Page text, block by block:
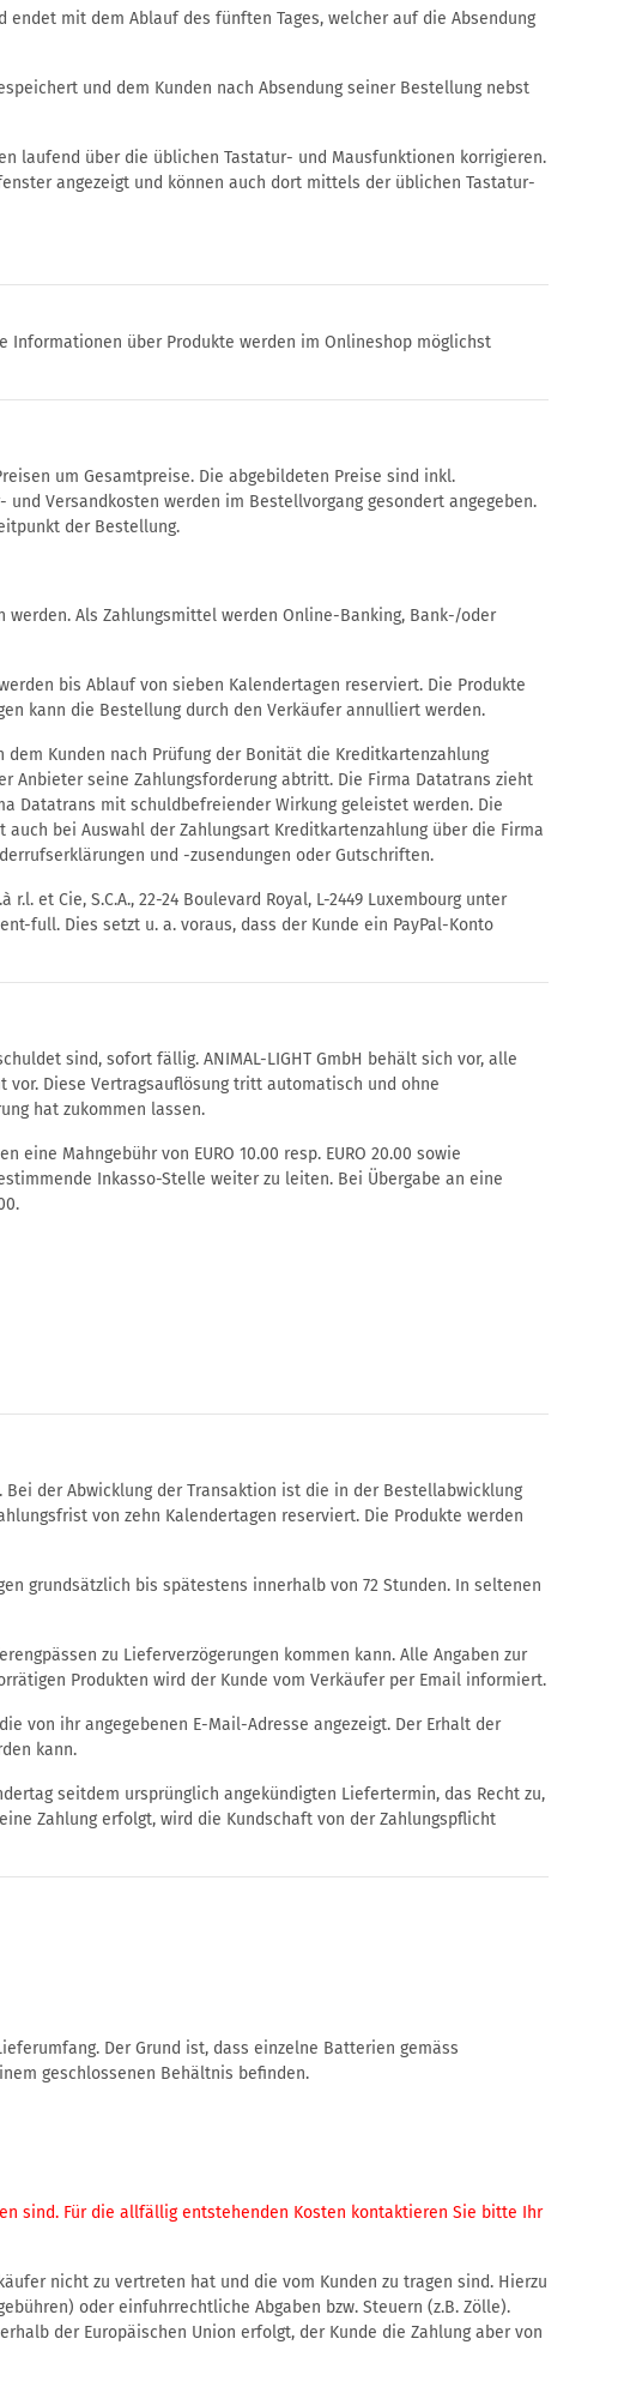
endet mit dem Ablauf des fünften Tages, welcher auf die Absendung
und dem Kunden nach Absendung seiner Bestellung nebst
laufend über die üblichen Tastatur- und Mausfunktionen korrigieren.
angezeigt und können auch dort mittels der üblichen Tastatur-
Informationen über Produkte werden im Onlineshop möglichst
um Gesamtpreise. Die abgebildeten Preise sind inkl.
Versandkosten werden im Bestellvorgang gesondert angegeben.
der Bestellung.
werden. Als Zahlungsmittel werden Online-Banking, Bank-/oder
bis Ablauf von sieben Kalendertagen reserviert. Die Produkte
kann die Bestellung durch den Verkäufer annulliert werden.
Kunden nach Prüfung der Bonität die Kreditkartenzahlung
Anbieter seine Zahlungsforderung abtritt. Die Firma Datatrans zieht
Datatrans mit schuldbefreiender Wirkung geleistet werden. Die
bei Auswahl der Zahlungsart Kreditkartenzahlung über die Firma
und -zusendungen oder Gutschriften.
et Cie, S.C.A., 22-24 Boulevard Royal, L-2449 Luxembourg unter
full. Dies setzt u. a. voraus, dass der Kunde ein PayPal-Konto
sind, sofort fällig. ANIMAL-LIGHT GmbH behält sich vor, alle
vor. Diese Vertragsauflösung tritt automatisch und ohne
hat zukommen lassen.
Mahngebühr von EURO 10.00 resp. EURO 20.00 sowie
Inkasso-Stelle weiter zu leiten. Bei Übergabe an eine
der Abwicklung der Transaktion ist die in der Bestellabwicklung
von zehn Kalendertagen reserviert. Die Produkte werden
grundsätzlich bis spätestens innerhalb von 72 Stunden. In seltenen
zu Lieferverzögerungen kommen kann. Alle Angaben zur
Produkten wird der Kunde vom Verkäufer per Email informiert.
von ihr angegebenen E-Mail-Adresse angezeigt. Der Erhalt der
kann.
seitdem ursprünglich angekündigten Liefertermin, das Recht zu,
Zahlung erfolgt, wird die Kundschaft von der Zahlungspflicht
Der Grund ist, dass einzelne Batterien gemäss
geschlossenen Behältnis befinden.
sind. Für die allfällig entstehenden Kosten kontaktieren Sie bitte Ihr
nicht zu vertreten hat und die vom Kunden zu tragen sind. Hierzu
oder einfuhrrechtliche Abgaben bzw. Steuern (z.B. Zölle).
der Europäischen Union erfolgt, der Kunde die Zahlung aber von